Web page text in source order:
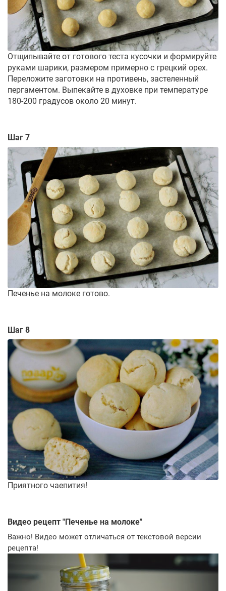
Отщипывайте от готового теста кусочки и формируйте
руками шарики, размером примерно с грецкий орех.
Переложите заготовки на противень, застеленный
пергаментом. Выпекайте в духовке при температуре
180-200 градусов около 20 минут.
Шаг 7
Печенье на молоке готово.
Шаг 8
Приятного чаепития!
Видео рецепт "Печенье на молоке"
Важно! Видео может отличаться от текстовой версии
рецепта!